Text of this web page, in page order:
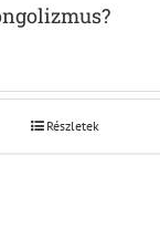
Részletek